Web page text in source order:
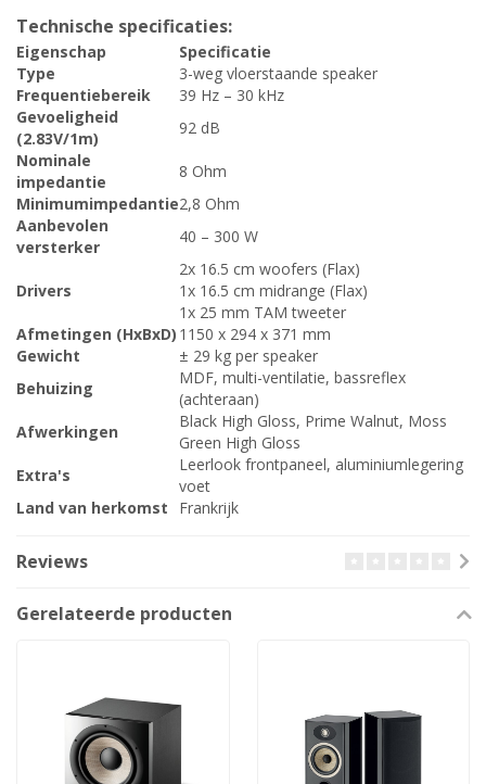
Technische specificaties:
Eigenschap
Specificatie
Type
3-weg vloerstaande speaker
Frequentiebereik
39 Hz – 30 kHz
Gevoeligheid
(2.83V/1m)
92 dB
Nominale
impedantie
8 Ohm
Minimumimpedantie2,8 Ohm
Aanbevolen
versterker
40 – 300 W
Drivers
2x 16.5 cm woofers (Flax)
1x 16.5 cm midrange (Flax)
1x 25 mm TAM tweeter
Afmetingen (HxBxD) 1150 x 294 x 371 mm
Gewicht
± 29 kg per speaker
Behuizing
MDF, multi-ventilatie, bassreflex
(achteraan)
Afwerkingen
Black High Gloss, Prime Walnut, Moss
Green High Gloss
Extra's
Leerlook frontpaneel, aluminiumlegering
voet
Land van herkomst
Frankrijk
Reviews
Gerelateerde producten